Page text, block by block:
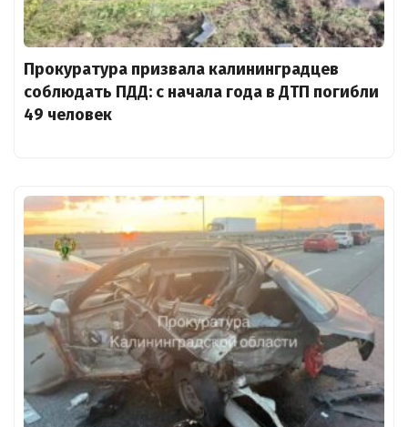
Прокуратура призвала калининградцев
соблюдать ПДД: с начала года в ДТП погибли
49 человек